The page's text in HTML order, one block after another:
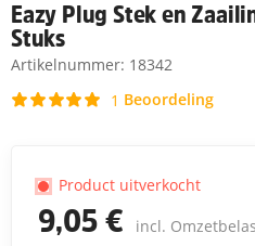
Eazy Plug Stek en
Stuks
Artikelnummer: 18342
1 Beoordeling
9,05 € incl.
Product uitverkocht